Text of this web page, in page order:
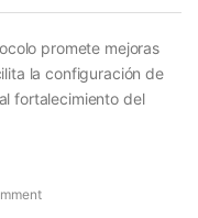
promete mejoras
la configuración de
fortalecimiento del